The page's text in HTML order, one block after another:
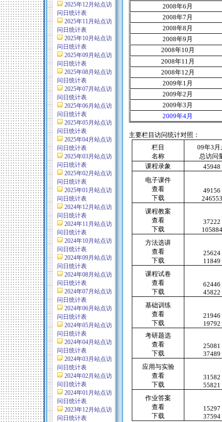
2025年12月站点访
问日统计表
2025年11月站点访
问日统计表
2025年10月站点访
问日统计表
2025年09月站点访
问日统计表
2025年08月站点访
问日统计表
2025年07月站点访
问日统计表
2025年06月站点访
问日统计表
2025年05月站点访
问日统计表
2025年04月站点访
问日统计表
2025年03月站点访
问日统计表
2025年02月站点访
问日统计表
2025年01月站点访
问日统计表
2024年12月站点访
问日统计表
2024年11月站点访
问日统计表
2024年10月站点访
问日统计表
2024年09月站点访
问日统计表
2024年08月站点访
问日统计表
2024年07月站点访
问日统计表
2024年06月站点访
问日统计表
2024年05月站点访
问日统计表
2024年04月站点访
问日统计表
2024年03月站点访
问日统计表
2024年02月站点访
问日统计表
2024年01月站点访
问日统计表
2023年12月站点访
问日统计表
2008年6 月
2008年7 月
2008年8 月
2008年9 月
2008年10 月
2008年11 月
2008年12 月
2009年1 月
2009年2 月
2009年3 月
2009年4月
主要栏目访问统计对照：
栏目
名称
09年3
总访问
课程录象
45948
电子课件
查看
下载
49156
246553
课程教案
查看
下载
37222
105884
方法选讲
查看
下载
25624
11849
课程试卷
查看
下载
62446
45822
基础训练
查看
下载
21946
19792
考研题选
查看
下载
25081
37489
应用与实验
查看
下载
31582
55821
作业答案
查看
下载
15297
37594